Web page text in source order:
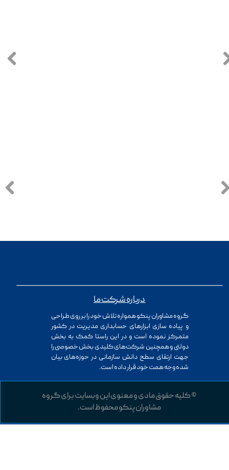
© کلیه حقوق مادی و معنوی این وبسایت برای گروه
مشاوران پنکو محفوظ است.
گروه مشاوران پنکو همواره تلاش خود را بر روی طراحی
و پیاده سازی ابزارهای حسابداری مدیریت در کشور
متمرکز نموده است و در این راستا کمک به بخش
دولتی و همچنین شرکت‌های کلیدی بخش خصوصی را
جهت ارتقای سطح دانش سازمانی در حوزه‌های بیان
شده وجه همت خود قرار داده است.
درباره شرکت ما